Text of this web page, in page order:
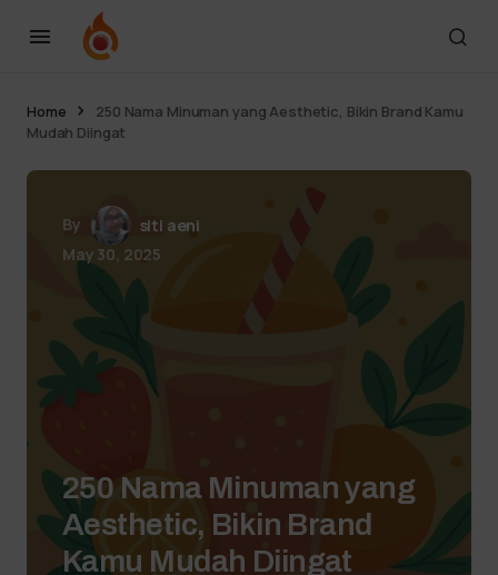
Home
250 Nama Minuman yang Aesthetic, Bikin Brand Kamu
Mudah Diingat
By
siti aeni
May 30, 2025
250 Nama Minuman yang
Aesthetic, Bikin Brand
Kamu Mudah Diingat